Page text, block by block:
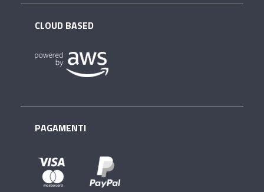
CLOUD BASED
PAGAMENTI